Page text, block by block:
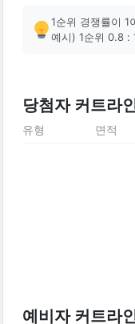
1순위 경쟁률이 1
예시) 1순위 0.8 :
당첨자 커트라
유형 면적
예비자 커트라